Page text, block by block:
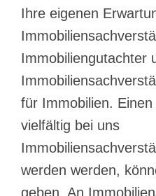
Ihre eigenen
Immobiliengutachter
für Immobilien.
vielfältig bei uns
werden werden,
geben. An